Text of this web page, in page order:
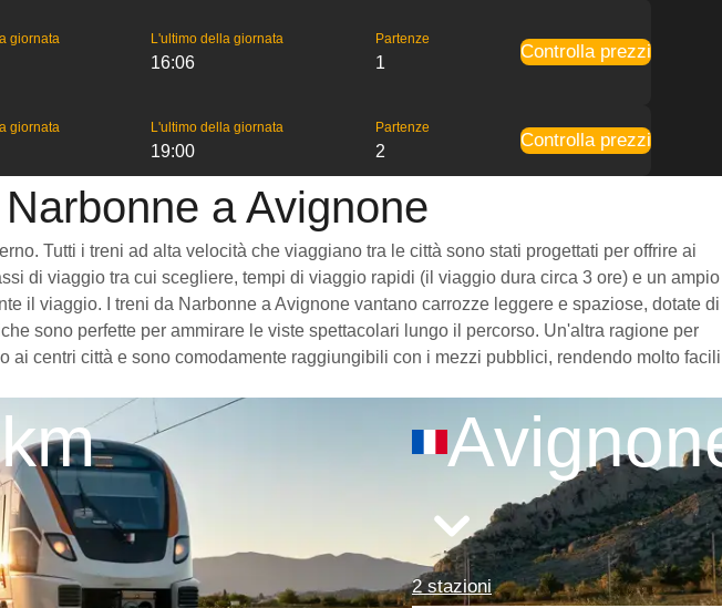
giornata L'ultimo della giornata
16:06
Partenze
1
Controlla prezzi
giornata L'ultimo della giornata
19:00
Partenze
2
Controlla prezzi
a Avignone
Tutti i treni ad alta velocità che viaggiano tra le città sono stati progettati per offrire ai
di viaggio tra cui scegliere, tempi di viaggio rapidi (il viaggio dura circa 3 ore) e un ampio
il viaggio. I treni da Narbonne a Avignone vantano carrozze leggere e spaziose, dotate di
sono perfette per ammirare le viste spettacolari lungo il percorso. Un'altra ragione per
centri città e sono comodamente raggiungibili con i mezzi pubblici, rendendo molto facili
2 stazioni